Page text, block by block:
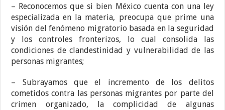
– Reconocemos que si bien México cuenta con una ley
especializada en la materia, preocupa que prime una
visión del fenómeno migratorio basada en la seguridad
y los controles fronterizos, lo cual consolida las
condiciones de clandestinidad y vulnerabilidad de las
personas migrantes;
– Subrayamos que el incremento de los delitos
cometidos contra las personas migrantes por parte del
crimen organizado, la complicidad de algunas